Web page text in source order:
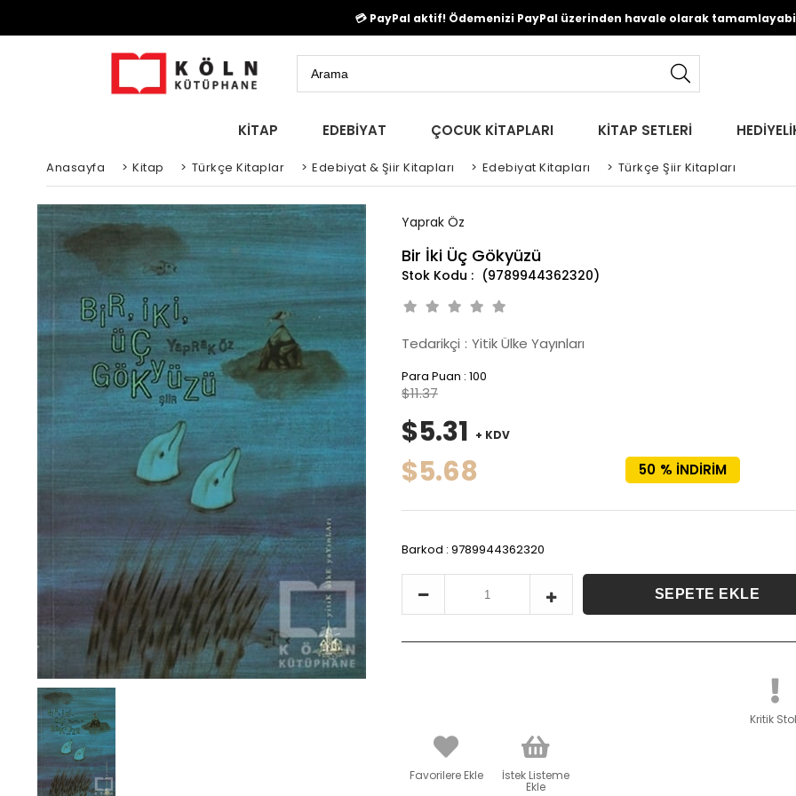
💳 PayPal aktif! Ödemenizi PayPal üzerinden havale olarak
KİTAP EDEBİYAT ÇOCUK KİTAPLARI KİTAP SETLERİ
Anasayfa > Kitap > Türkçe Kitaplar > Edebiyat & Şiir Kitapları > Edebiyat Kitapları > Türkçe Şiir Kitapları
Yaprak Öz
Bir İki Üç Gökyüzü
(9789944362320)
Tedarikçi : Yitik Ülke Yayınları
Para Puan : 100
%
50 İNDIRIM
$11.37
$5.31 + KDV
$5.68
Barkod : 9789944362320
Kritik
Favorilere Ekle İstek Listeme
Ekle